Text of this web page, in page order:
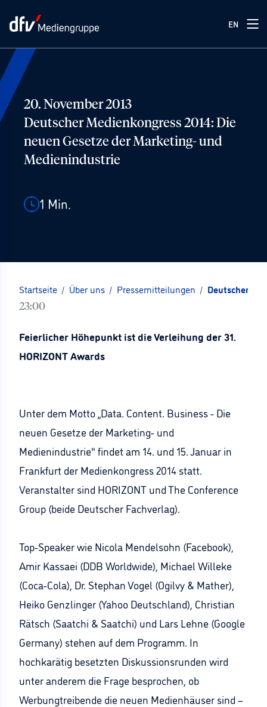
EN
20. November 2013
Deutscher Medienkongress 2014: Die
neuen Gesetze der Marketing- und
Medienindustrie
1 Min.
Startseite / Über uns / Pressemitteilungen / Deutscher
23:00
Feierlicher Höhepunkt ist die Verleihung der 31.
HORIZONT Awards
Unter dem Motto „Data. Content. Business - Die
neuen Gesetze der Marketing- und
Medienindustrie" findet am 14. und 15. Januar in
Frankfurt der Medienkongress 2014 statt.
Veranstalter sind HORIZONT und The Conference
Group (beide Deutscher Fachverlag).
Top-Speaker wie Nicola Mendelsohn (Facebook),
Amir Kassaei (DDB Worldwide), Michael Willeke
(Coca-Cola), Dr. Stephan Vogel (Ogilvy & Mather),
Heiko Genzlinger (Yahoo Deutschland), Christian
Rätsch (Saatchi & Saatchi) und Lars Lehne (Google
Germany) stehen auf dem Programm. In
hochkarätig besetzten Diskussionsrunden wird
unter anderem die Frage besprochen, ob
Werbungtreibende die neuen Medienhäuser sind –